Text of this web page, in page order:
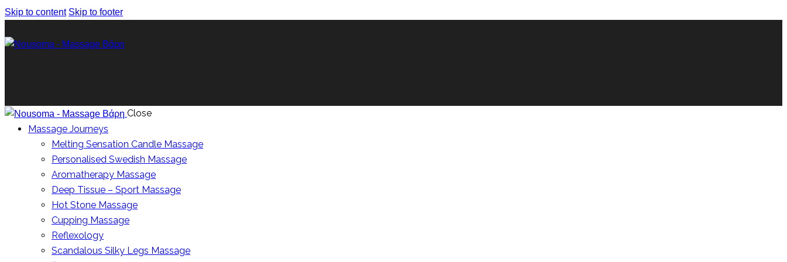
Skip to content Skip to footer
Close
Massage Journeys
Melting Sensation Candle Massage
Personalised Swedish Massage
Aromatherapy Massage
Deep Tissue – Sport Massage
Hot Stone Massage
Cupping Massage
Reflexology
Scandalous Silky Legs Massage